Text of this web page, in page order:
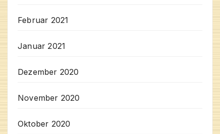
Februar 2021
Januar 2021
Dezember 2020
November 2020
Oktober 2020